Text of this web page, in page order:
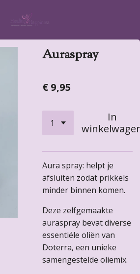
Auraspray
€ 9,95
In
Aura spray: helpt je
afsluiten zodat prikkels
minder binnen komen.
Deze zelfgemaakte
auraspray bevat diverse
essentiële oliën van
Doterra, een unieke
samengestelde oliemix.